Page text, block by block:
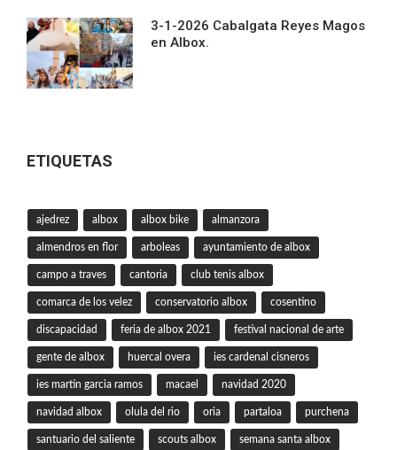
3-1-2026 Cabalgata Reyes Magos
en Albox.
ETIQUETAS
ajedrez albox albox bike almanzora
almendros en flor arboleas ayuntamiento de albox
campo a traves cantoria club tenis albox
comarca de los velez conservatorio albox cosentino
discapacidad feria de albox 2021 festival nacional de arte
gente de albox huercal overa ies cardenal cisneros
ies martin garcia ramos macael navidad 2020
navidad albox olula del rio oria partaloa purchena
santuario del saliente scouts albox semana santa albox